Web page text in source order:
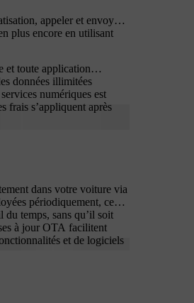
appeler et envoyer
plus encore en utilisant
et toute application
données illimitées
numériques est
frais s’appliquent après
dans votre voiture via
périodiquement, ce
temps, sans qu’il soit
à jour OTA facilitent
et de logiciels